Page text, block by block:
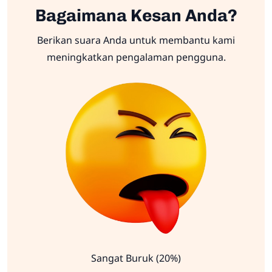
Bagaimana Kesan Anda?
Berikan suara Anda untuk membantu kami
meningkatkan pengalaman pengguna.
Sangat Buruk (20%)